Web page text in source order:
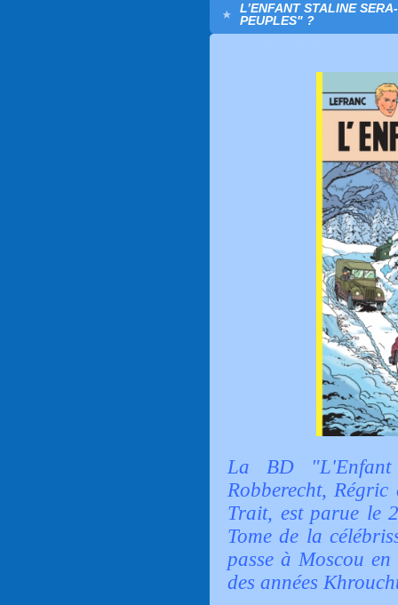
L’ENFANT STALINE
PEUPLES" ?
La BD "L'Enfant
Robberecht,
Trait, est parue le
Tome de la
passe à Moscou
des années